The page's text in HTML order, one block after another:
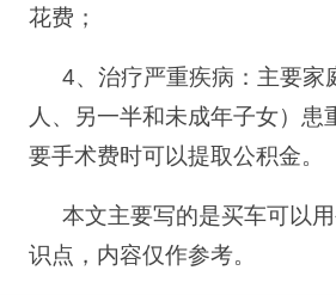
花费；
4、治疗严重疾病：主要家
人、另一半和未成年子女）患
要手术费时可以提取公积金。
本文主要写的是买车可以
识点，内容仅作参考。